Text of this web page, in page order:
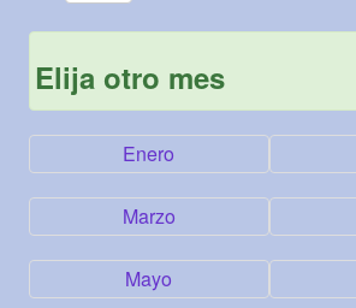
Elija otro mes
Enero
Marzo
Mayo